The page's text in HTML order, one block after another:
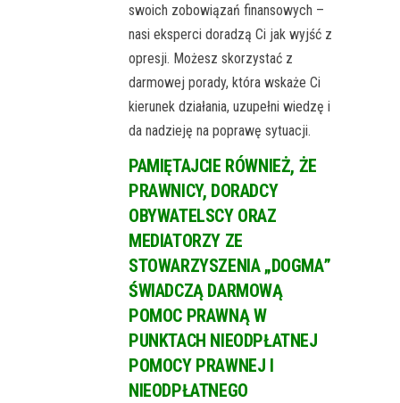
swoich zobowiązań finansowych –
nasi eksperci doradzą Ci jak wyjść z
opresji. Możesz skorzystać z
darmowej porady, która wskaże Ci
kierunek działania, uzupełni wiedzę i
da nadzieję na poprawę sytuacji.
PAMIĘTAJCIE RÓWNIEŻ, ŻE
PRAWNICY, DORADCY
OBYWATELSCY ORAZ
MEDIATORZY ZE
STOWARZYSZENIA „DOGMA”
ŚWIADCZĄ DARMOWĄ
POMOC PRAWNĄ W
PUNKTACH NIEODPŁATNEJ
POMOCY PRAWNEJ I
NIEODPŁATNEGO